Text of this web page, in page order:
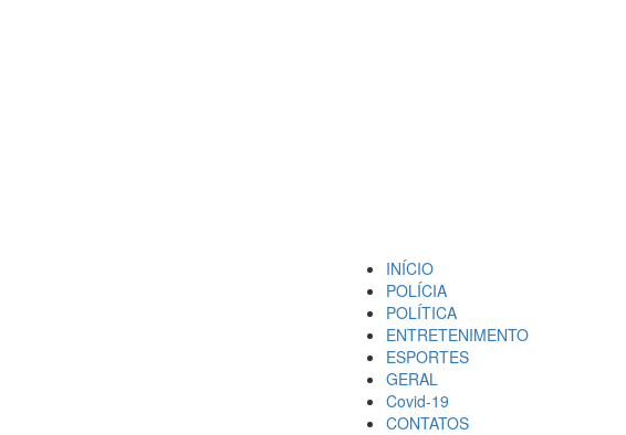
INÍCIO
POLÍCIA
POLÍTICA
ENTRETENIMENTO
ESPORTES
GERAL
Covid-19
CONTATOS